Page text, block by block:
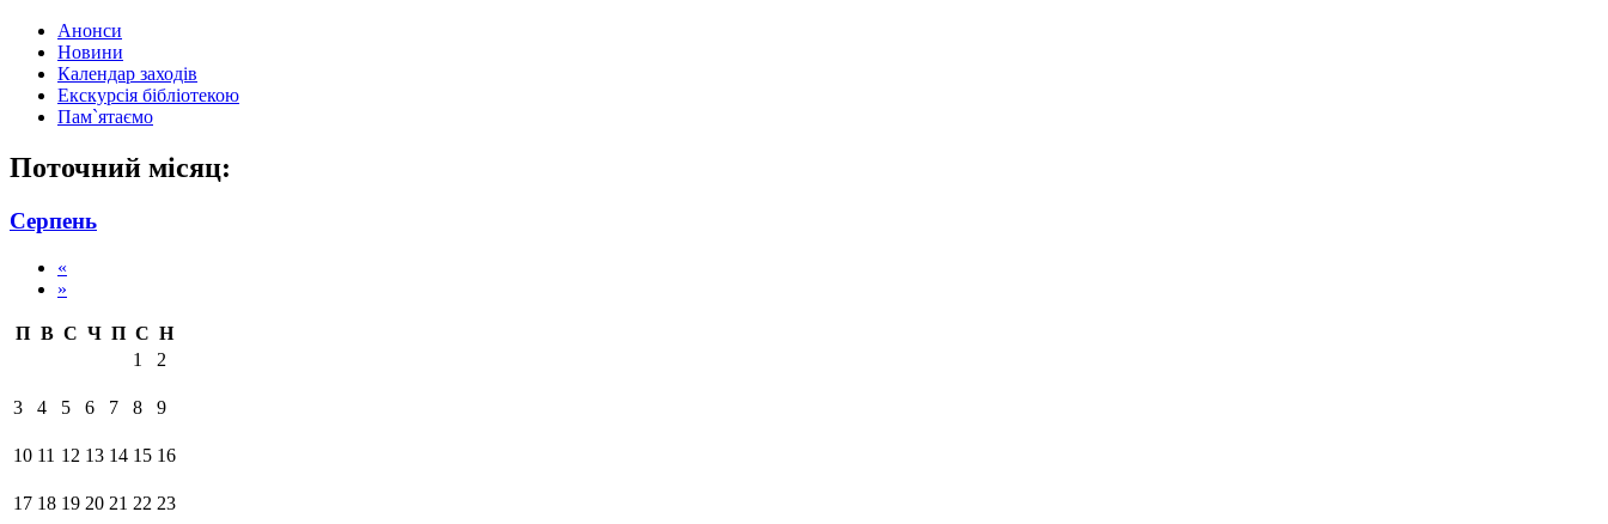
Анонси
Новини
Календар заходів
Екскурсія бібліотекою
Пам`ятаємо
Поточний місяц:
Серпень
«
»
П В С Ч П С Н
1
2
3 4 5 6 7 8 9
10 11 12 13 14 15 16
17 18 19 20 21 22 23